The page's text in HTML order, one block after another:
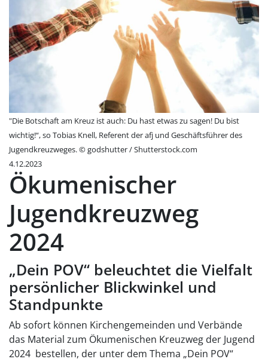
"Die Botschaft am Kreuz ist auch: Du hast etwas zu sagen! Du bist
wichtig!“, so Tobias Knell, Referent der afj und Geschäftsführer des
Jugendkreuzweges. © godshutter / Shutterstock.com
4.12.2023
Ökumenischer
Jugendkreuzweg
2024
„Dein POV“ beleuchtet die Vielfalt
persönlicher Blickwinkel und
Standpunkte
Ab sofort können Kirchengemeinden und Verbände
das Material zum Ökumenischen Kreuzweg der Jugend
2024 bestellen, der unter dem Thema „Dein POV“